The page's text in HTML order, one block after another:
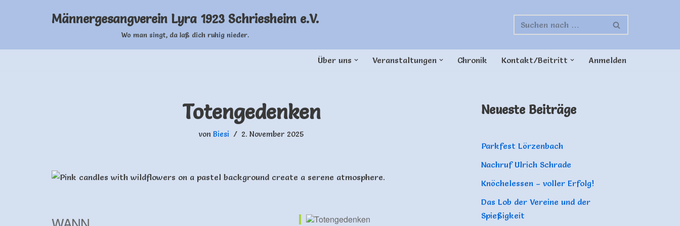
Männergesangverein Lyra 1923 Schriesheim e.V.
Wo man singt, da laß dich ruhig nieder.
Über uns Veranstaltungen Chronik Kontakt/Beitritt Anmelden
Totengedenken
von Biesi 2. November 2025
Neueste Beiträge
Parkfest Lörzenbach
Nachruf Ulrich Schrade
Knöchelessen – voller Erfolg!
Das Lob der Vereine und der
Spießigkeit